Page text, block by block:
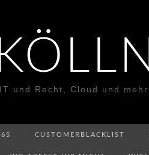
IT und Recht, Cloud und mehr
CUSTOMERBLACKLIST